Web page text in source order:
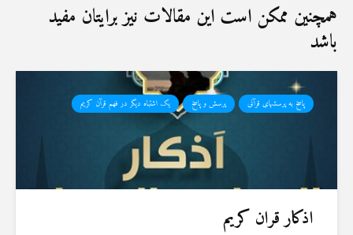
همچنین ممکن است این مقالات نیز برایتان مفید
باشد
پاسخ به پرسشهای قرآنی پرسش و پاسخ یک اشتباه دیگر در فهم قرآن کریم
اذکار قران کریم